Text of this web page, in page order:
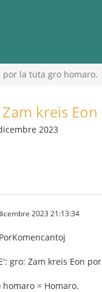
por la tuta gro homaro.
Zam kreis
2023
2023 21:13:34
gro: Zam kreis Eon
homaro = Homaro.